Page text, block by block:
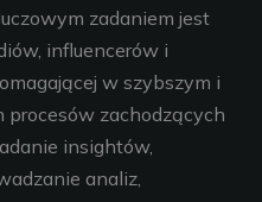
zadaniem jest
influencerów i
w szybszym i
procesów zachodzących
insightów,
analiz,